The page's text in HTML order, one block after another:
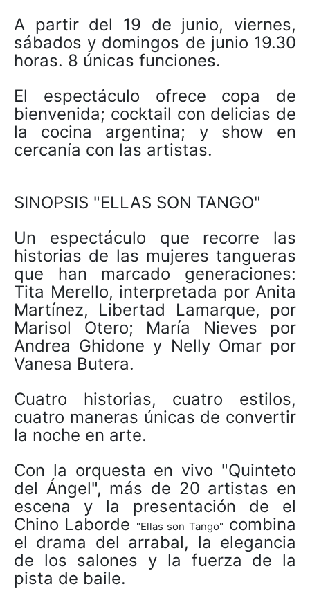
A partir del 19 de junio, viernes,
sábados y domingos de junio 19.30
horas. 8 únicas funciones.
El espectáculo ofrece copa de
bienvenida; cocktail con delicias de
la cocina argentina; y show en
cercanía con las artistas.
SINOPSIS "ELLAS SON TANGO"
Un espectáculo que recorre las
historias de las mujeres tangueras
que han marcado generaciones:
Tita Merello, interpretada por Anita
Martínez, Libertad Lamarque, por
Marisol Otero; María Nieves por
Andrea Ghidone y Nelly Omar por
Vanesa Butera.
Cuatro historias, cuatro estilos,
cuatro maneras únicas de convertir
la noche en arte.
Con la orquesta en vivo "Quinteto
del Ángel", más de 20 artistas en
escena y la presentación de el
Chino Laborde "Ellas son Tango" combina
el drama del arrabal, la elegancia
de los salones y la fuerza de la
pista de baile.